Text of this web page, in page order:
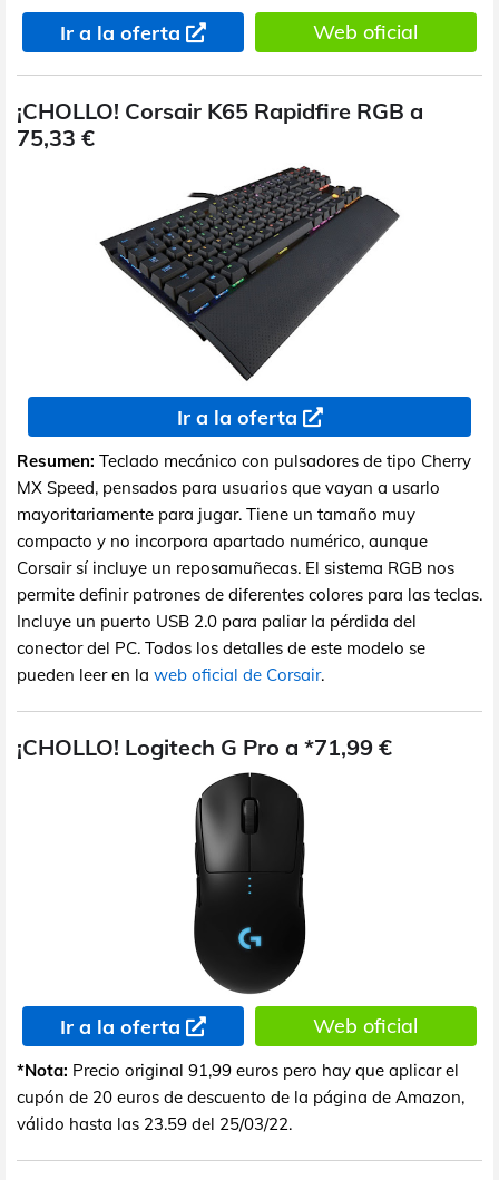
Ir a la oferta Web oficial
¡CHOLLO! Corsair K65 Rapidfire RGB a
75,33 €
Ir a la oferta
Resumen: Teclado mecánico con pulsadores de tipo Cherry
MX Speed, pensados para usuarios que vayan a usarlo
mayoritariamente para jugar. Tiene un tamaño muy
compacto y no incorpora apartado numérico, aunque
Corsair sí incluye un reposamuñecas. El sistema RGB nos
permite definir patrones de diferentes colores para las teclas.
Incluye un puerto USB 2.0 para paliar la pérdida del
conector del PC. Todos los detalles de este modelo se
pueden leer en la web oficial de Corsair.
¡CHOLLO! Logitech G Pro a *71,99 €
Ir a la oferta Web oficial
*Nota: Precio original 91,99 euros pero hay que aplicar el
cupón de 20 euros de descuento de la página de Amazon,
válido hasta las 23.59 del 25/03/22.